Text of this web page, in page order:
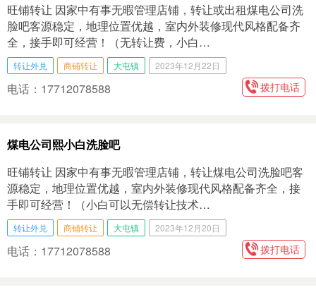
旺铺转让 因家中有事无暇管理店铺，转让或出租煤电公司洗
脸吧客源稳定，地理位置优越，室内外装修现代风格配备齐
全，接手即可经营！（无转让费，小白…
转让外兑 商铺转让 大屯镇 2023年12月22日
电话：17712078588 拨打电话
煤电公司熙小白洗脸吧
旺铺转让 因家中有事无暇管理店铺，转让煤电公司洗脸吧客
源稳定，地理位置优越，室内外装修现代风格配备齐全，接
手即可经营！（小白可以无偿转让技术…
转让外兑 商铺转让 大屯镇 2023年12月20日
电话：17712078588 拨打电话